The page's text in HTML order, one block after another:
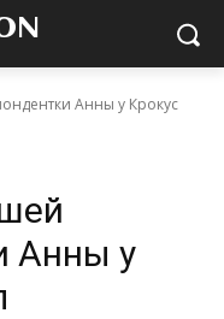
Анны у Крокус
Анны у